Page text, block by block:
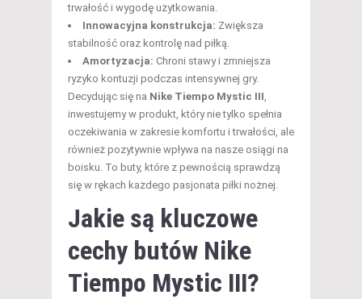
trwałość i wygodę użytkowania.
Innowacyjna konstrukcja: Zwiększa
stabilność oraz kontrolę nad piłką.
Amortyzacja: Chroni stawy i zmniejsza
ryzyko kontuzji podczas intensywnej gry.
Decydując się na Nike Tiempo Mystic III
inwestujemy w produkt, który nie tylko spełnia
oczekiwania w zakresie komfortu i trwałości, ale
również pozytywnie wpływa na nasze osiągi na
boisku. To buty, które z pewnością sprawdzą
się w rękach każdego pasjonata piłki nożnej.
Jakie są kluczowe
cechy butów Nike
Tiempo Mystic III?